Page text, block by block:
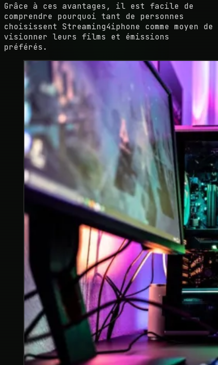
Grâce à ces avantages, il est facile de
comprendre pourquoi tant de personnes
choisissent Streaming4iphone comme moyen de
visionner leurs films et émissions
préférés.